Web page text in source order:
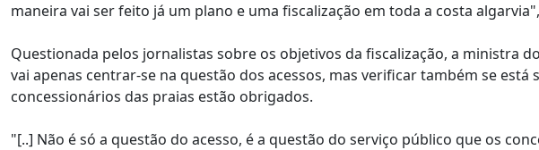
maneira vai ser feito já um plano e uma fiscalização em toda a costa
Questionada pelos jornalistas sobre os objetivos da fiscalização, a ministra
vai apenas centrar-se na questão dos acessos, mas verificar também se
concessionários das praias estão obrigados.
"[..] Não é só a questão do acesso, é a questão do serviço público que os